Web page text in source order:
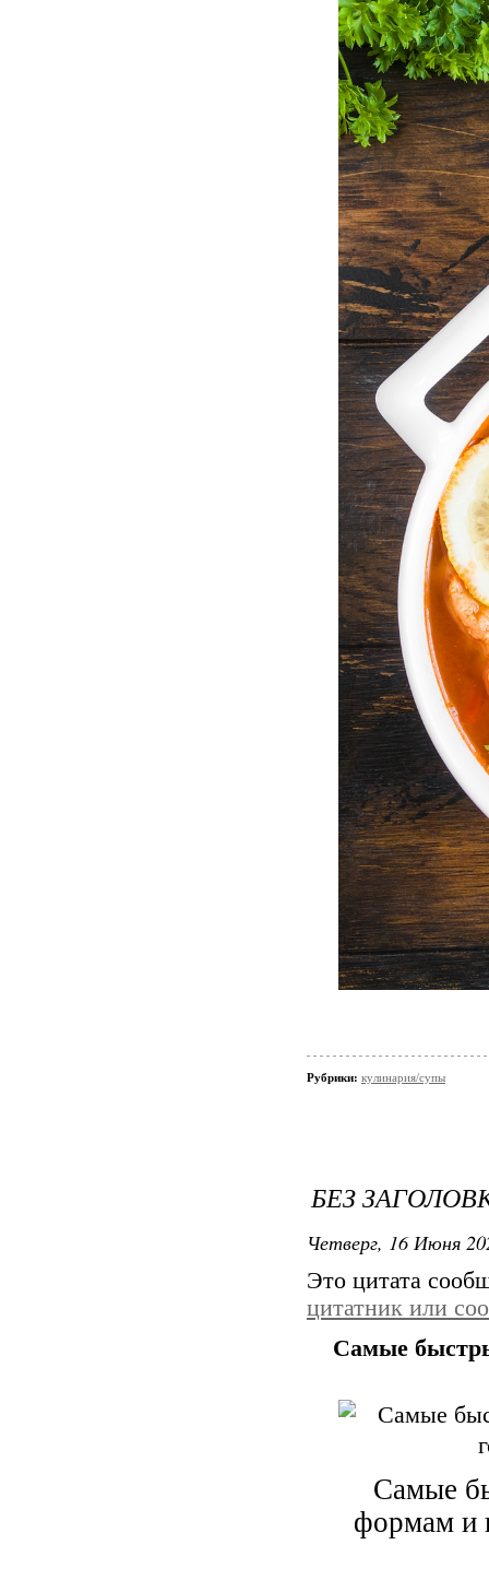
Рубрики: кулинария/супы
БЕЗ
Четверг, 16 Июня
Это цитата
цитатник или
Самые
Самые
формам и